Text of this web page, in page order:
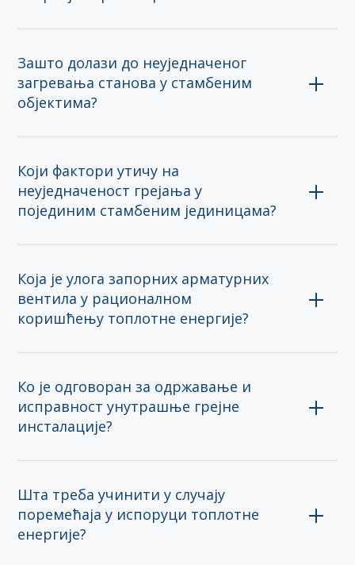
Зашто долази до неуједначеног
загревања станова у стамбеним
објектима?
Који фактори утичу на
неуједначеност грејања у
појединим стамбеним јединицама?
Која је улога запорних арматурних
вентила у рационалном
коришћењу топлотне енергије?
Ко је одговоран за одржавање и
исправност унутрашње грејне
инсталације?
Шта треба учинити у случају
поремећаја у испоруци топлотне
енергије?